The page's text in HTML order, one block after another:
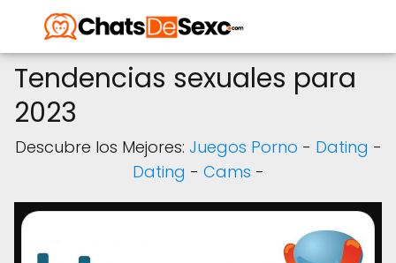
Tendencias sexuales para
2023
Descubre los Mejores: Juegos Porno - Dating -
Dating - Cams -